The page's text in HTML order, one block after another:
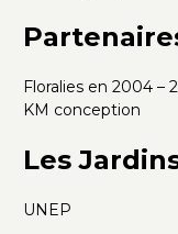
Floralies en 2004 –
KM conception
Les
UNEP